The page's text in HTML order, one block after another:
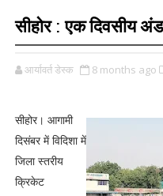
सीहोर : एक दिवसीय
आर्यावर्त डेस्क 8 months ago
सीहोर। आगामी
दिसंबर में विदिशा में
जिला स्तरीय
क्रिकेट